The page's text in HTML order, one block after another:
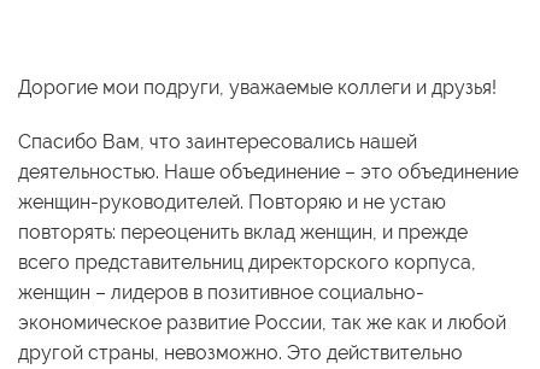
Дорогие мои подруги, уважаемые коллеги и друзья!
Спасибо Вам, что заинтересовались нашей
деятельностью. Наше объединение – это объединение
женщин-руководителей. Повторяю и не устаю
повторять: переоценить вклад женщин, и прежде
всего представительниц директорского корпуса,
женщин – лидеров в позитивное социально-
экономическое развитие России, так же как и любой
другой страны, невозможно. Это действительно